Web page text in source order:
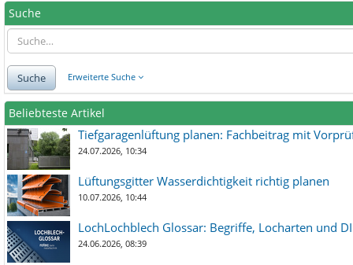
Suche
Suche Erweiterte Suche
Beliebteste Artikel
Tiefgaragenlüftung planen: Fachbeitrag mit
24.07.2026, 10:34
Lüftungsgitter Wasserdichtigkeit richtig planen
10.07.2026, 10:44
LochLochblech Glossar: Begriffe, Locharten und
24.06.2026, 08:39